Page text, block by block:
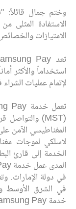
وختم جمال قائلاً:
الاستفادة المثلى
الامتيازات
استخداماً والأكثر
لإتمام عمليات
المغناطيسي الآمن
الخدمة إلى قارئ
في دولة الإمارات.
خدمة Samsung Pay.